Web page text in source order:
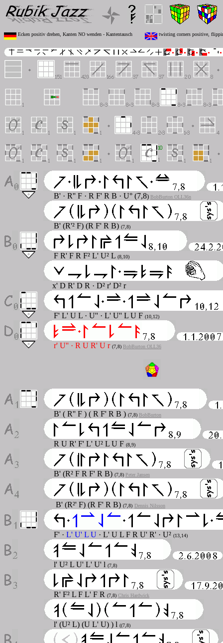
Ecken positiv drehen, Kanten NO wenden - Kantentausch twisting corners positive,
B' · R'' F · R F' R B · U° (7,8) BobBurton OLL36n
B' (R'² F) (R F' R B) (7,8)
F R' F R F² L' U² L (8,10)
x' D R' D R · D² r' D² r
F' L' U L · U'' · L' U'' L U F (10,12)
r' U'' · R U R' U r (7,8) BobBurton OLL36
B' ( R'' F ) ( R F' R B ) (7,8) BobBurton
R U R' F' L' U² L U F (8,9)
B' (R² F R F' R B) (7,8) Peter Jansen
B' (R²' F) (R F' R B) (7,8) Dennis Nilsson
F' · L' U' L U · L' U L F R U' R' · U² (13,14)
l' U² L U' L' U' l (7,8)
R' F² L F L' F R (7,8) Chris Hardwick
l' (U² L) (U L' U) ) l ((7,8)